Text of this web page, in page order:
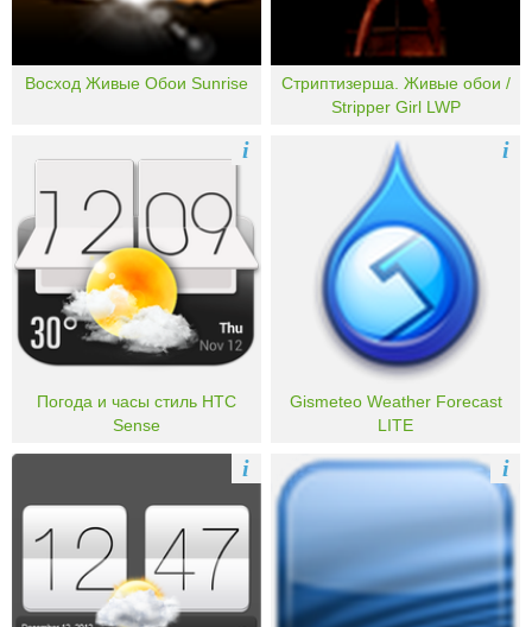
Восход Живые Обои Sunrise
Стриптизерша. Живые обои /
Stripper Girl LWP
Погода и часы стиль HTC
Sense
i
Gismeteo Weather Forecast
LITE
i
i i